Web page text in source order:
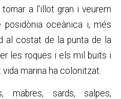
tornar a l'illot gran i veurem
posidònia oceànica i, més
al costat de la punta de la
les roques i els mil buits i
marina ha colonitzat.
mabres, sards, salpes,